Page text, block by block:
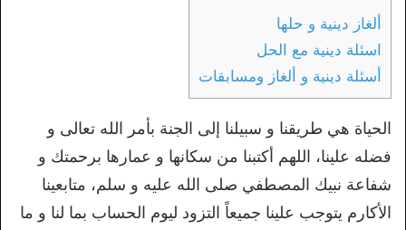
ألغاز دينية و حلها
اسئلة دينية مع الحل
أسئلة دينية و ألغاز ومسابقات
الحياة هي طريقنا و سبيلنا إلى الجنة بأمر الله تعالى و
فضله علينا، اللهم أكتبنا من سكانها و عمارها برحمتك و
شفاعة نبيك المصطفي صلى الله عليه و سلم، متابعينا
الأكارم يتوجب علينا جميعاً التزود ليوم الحساب بما لنا و ما